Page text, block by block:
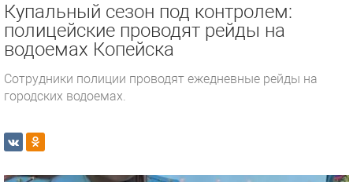
Купальный сезон под контролем:
полицейские проводят рейды на
водоемах Копейска
Сотрудники полиции проводят ежедневные рейды на
городских водоемах.